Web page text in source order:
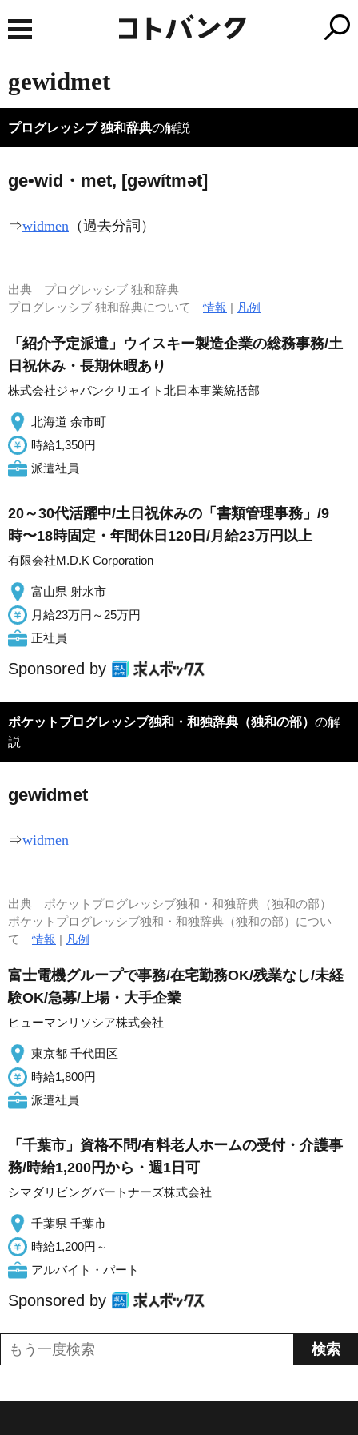
gewidmet
プログレッシブ 独和辞典の解説
ge•wid・met, [ɡəwítmət]
⇒widmen （過去分詞）
出典 プログレッシブ 独和辞典
プログレッシブ 独和辞典について情報 | 凡例
「紹介予定派遣」ウイスキー製造企業の総務事務/土
日祝休み・長期休暇あり
株式会社ジャパンクリエイト北日本事業統括部
北海道 余市町
時給1,350円
派遣社員
20～30代活躍中/土日祝休みの「書類管理事務」/9
時〜18時固定・年間休日120日/月給23万円以上
有限会社M.D.K Corporation
富山県 射水市
月給23万円～25万円
正社員
Sponsored by
ポケットプログレッシブ独和・和独辞典（独和の部） の解
説
gewidmet
⇒widmen
出典 ポケットプログレッシブ独和・和独辞典（独和の部）
ポケットプログレッシブ独和・和独辞典（独和の部）につい
て情報 | 凡例
富士電機グループで事務/在宅勤務OK/残業なし/未経
験OK/急募/上場・大手企業
ヒューマンリソシア株式会社
東京都 千代田区
時給1,800円
派遣社員
「千葉市」資格不問/有料老人ホームの受付・介護事
務/時給1,200円から・週1日可
シマダリビングパートナーズ株式会社
千葉県 千葉市
時給1,200円～
アルバイト・パート
Sponsored by